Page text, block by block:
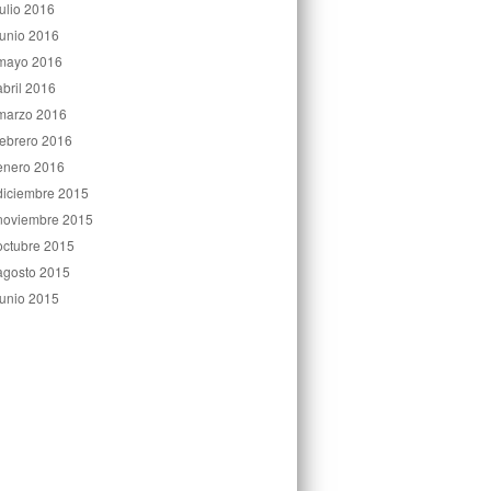
2016
2016
2016
2016
2016
2016
2016
2015
2015
2015
2015
2015